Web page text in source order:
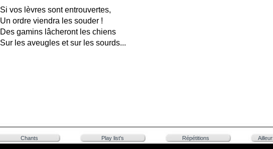
Si vos lèvres sont entrouvertes,
Un ordre viendra les souder !
Des gamins lâcheront les chiens
Sur les aveugles et sur les sourds...
Chants Play list's Répétitions